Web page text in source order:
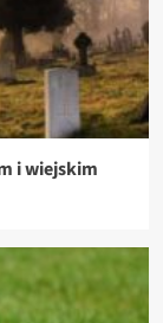
i wiejskim